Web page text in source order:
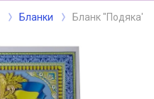
Бланки Бланк "Подяка"